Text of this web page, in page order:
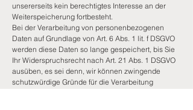
unsererseits kein berechtigtes Interesse an der
Weiterspeicherung fortbesteht.
Bei der Verarbeitung von personenbezogenen
Daten auf Grundlage von Art. 6 Abs. 1 lit. f DSGVO
werden diese Daten so lange gespeichert, bis Sie
Ihr Widerspruchsrecht nach Art. 21 Abs. 1 DSGVO
ausüben, es sei denn, wir können zwingende
schutzwürdige Gründe für die Verarbeitung